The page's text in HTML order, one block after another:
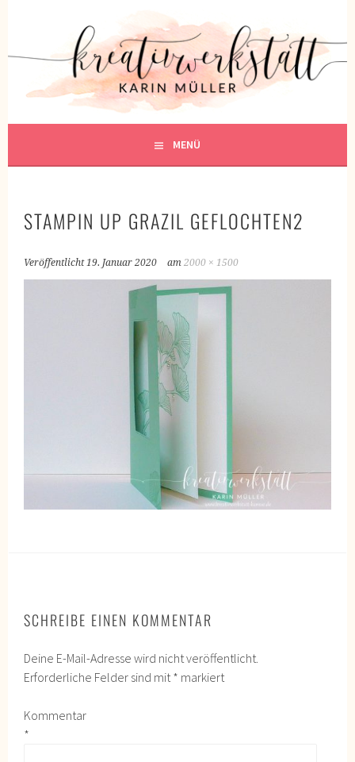
KREATIVWERKSTATT
KREATIV SEIN
MENÜ
STAMPIN UP GRAZIL GEFLOCHTEN2
Veröffentlicht19. Januar 2020 am2000 × 1500
SCHREIBE EINEN KOMMENTAR
Deine E-Mail-Adresse wird nicht veröffentlicht.
Erforderliche Felder sind mit* markiert
Kommentar
*